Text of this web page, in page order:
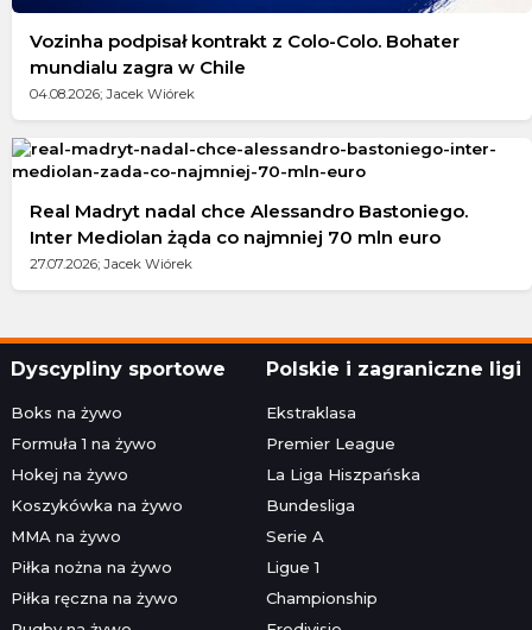
Vozinha podpisał kontrakt z Colo-Colo. Bohater
mundialu zagra w Chile
04.08.2026; Jacek Wiórek
Real Madryt nadal chce Alessandro Bastoniego.
Inter Mediolan żąda co najmniej 70 mln euro
27.07.2026; Jacek Wiórek
Dyscypliny sportowe
Boks na żywo
Formuła 1 na żywo
Hokej na żywo
Koszykówka na żywo
MMA na żywo
Piłka nożna na żywo
Piłka ręczna na żywo
Polskie i zagraniczne ligi
Ekstraklasa
Premier League
La Liga Hiszpańska
Bundesliga
Serie A
Ligue 1
Championship